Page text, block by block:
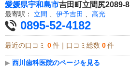
愛媛県宇和島市吉田町立間尻2089-8
最寄駅： 立間 、 伊予吉田 、 高光
0895-52-4182
最近の口コミ 0 件｜口コミ総数 0 件
▶ 西川歯科医院のページを見る